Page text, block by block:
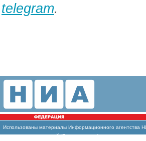
telegram.
Использованы материалы Информационного агентства
массовых коммуникаций (Роскомнадзор)